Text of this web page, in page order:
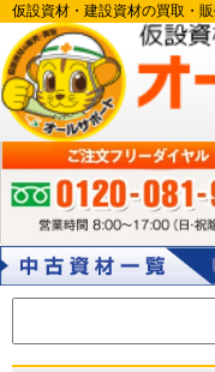
仮設資材・建設資材の買取・
ご注文フリーダイヤル
く）
中古資材